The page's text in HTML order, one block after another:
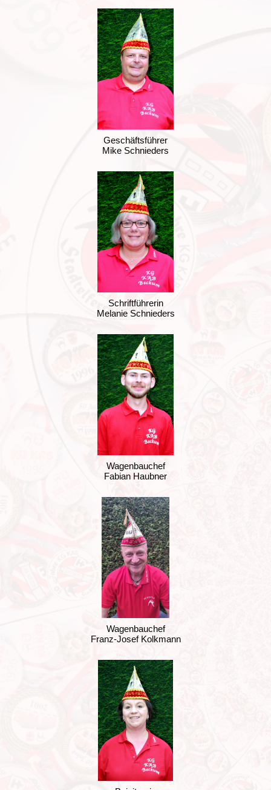
Geschäftsführer
Mike Schnieders
Schriftführerin
Melanie Schnieders
Wagenbauchef
Fabian Haubner
Wagenbauchef
Franz-Josef Kolkmann